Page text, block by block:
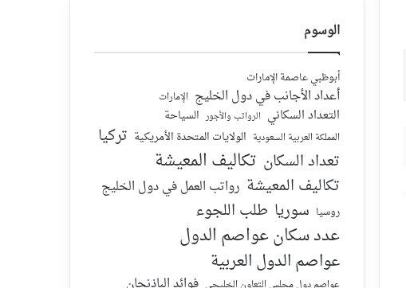
الوسوم
أبوظبي عاصمة الإمارات
أعداد الأجانب في دول الخليج الإمارات
التعداد السكاني الرواتب والأجور السياحة
المملكة العربية السعودية الولايات المتحدة الأمريكية تركيا
تعداد السكان تكاليف المعيشة
تكاليف المعيشة رواتب العمل في دول الخليج
روسيا سوريا طلب اللجوء
عدد سكان عواصم الدول
عواصم الدول العربية